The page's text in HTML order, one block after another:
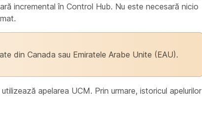
incremental în Control Hub. Nu este necesară nicio
din Canada sau Emiratele Arabe Unite (EAU).
apelarea UCM. Prin urmare, istoricul apelurilor